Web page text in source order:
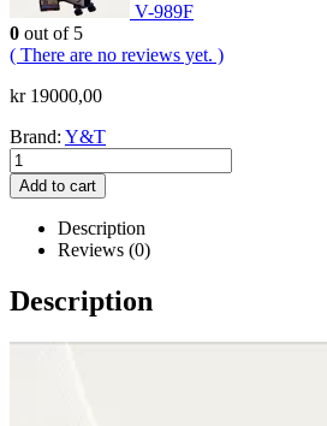
V-989F
0 out of 5
( There are no reviews yet. )
kr19000,00
Brand: Y&T
Add to cart
Description
Reviews (0)
Description